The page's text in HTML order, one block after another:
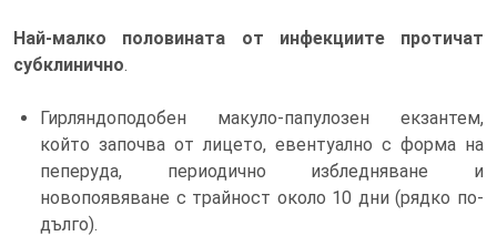
Най-малко половината от инфекциите протичат
субклинично.
Гирляндоподобен макуло-папулозен екзантем,
който започва от лицето, евентуално с форма на
пеперуда, периодично избледняване и
новопоявяване с трайност около 10 дни (рядко по-
дълго).